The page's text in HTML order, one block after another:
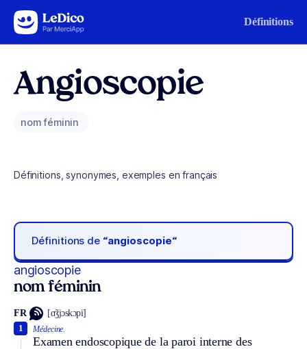
Aller au contenu Définitions
Angioscopie
nom féminin
Définitions, synonymes, exemples en français
Définitions de “angioscopie“
angioscopie
nom féminin
FR [ɑ̃ʒjɔskɔpi]
Médecine.
Examen endoscopique de la paroi interne des
1